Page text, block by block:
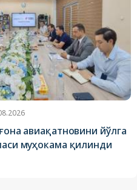
авиақатновини йўлга
муҳокама қилинди